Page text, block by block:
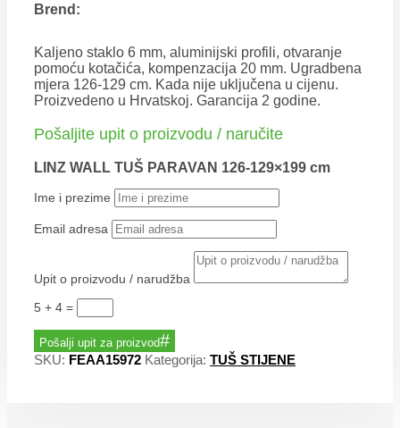
Brend:
Kaljeno staklo 6 mm, aluminijski profili, otvaranje
pomoću kotačića, kompenzacija 20 mm. Ugradbena
mjera 126-129 cm. Kada nije uključena u cijenu.
Proizvedeno u Hrvatskoj. Garancija 2 godine.
Pošaljite upit o proizvodu / naručite
LINZ WALL TUŠ PARAVAN 126-129×199 cm
Ime i prezime
Email adresa
Upit o proizvodu / narudžba
5 + 4 =
Pošalji upit za proizvod
SKU: FEAA15972 Kategorija: TUŠ STIJENE